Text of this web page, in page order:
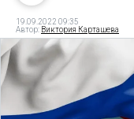
19.09.2022 09:35
Автор: Виктория Карташева